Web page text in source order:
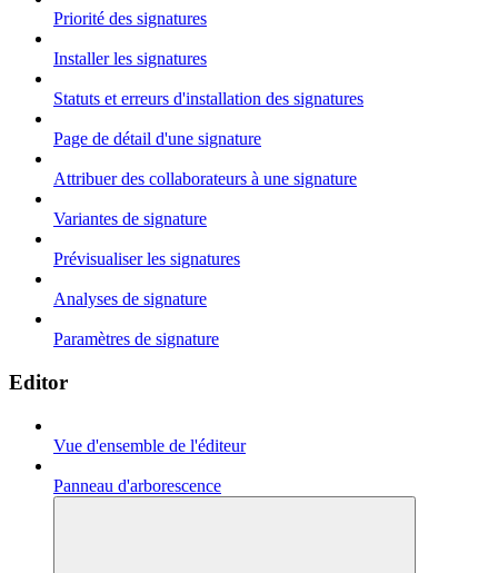
Priorité des signatures
Installer les signatures
Statuts et erreurs d'installation des signatures
Page de détail d'une signature
Attribuer des collaborateurs à une signature
Variantes de signature
Prévisualiser les signatures
Analyses de signature
Paramètres de signature
Editor
Vue d'ensemble de l'éditeur
Panneau d'arborescence